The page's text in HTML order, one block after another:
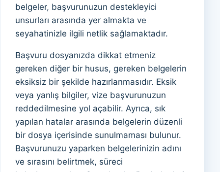
belgeler, başvurunuzun destekleyici
unsurları arasında yer almakta ve
seyahatinizle ilgili netlik sağlamaktadır.
Başvuru dosyanızda dikkat etmeniz
gereken diğer bir husus, gereken belgelerin
eksiksiz bir şekilde hazırlanmasıdır. Eksik
veya yanlış bilgiler, vize başvurunuzun
reddedilmesine yol açabilir. Ayrıca, sık
yapılan hatalar arasında belgelerin düzenli
bir dosya içerisinde sunulmaması bulunur.
Başvurunuzu yaparken belgelerinizin adını
ve sırasını belirtmek, süreci